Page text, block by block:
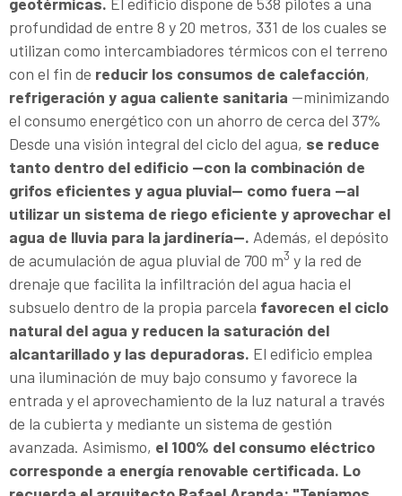
profundidad de entre 8 y 20 metros, 331 de los cuales se
utilizan como intercambiadores térmicos con el terreno
con el fin de reducir los consumos de calefacción,
refrigeración y agua caliente sanitaria —minimizando
el consumo energético con un ahorro de cerca del 37%
Desde una visión integral del ciclo del agua, se reduce
tanto dentro del edificio —con la combinación de
grifos eficientes y agua pluvial— como fuera —al
utilizar un sistema de riego eficiente y aprovechar el
agua de lluvia para la jardinería—. Además, el depósito
de acumulación de agua pluvial de 700 m3 y la red de
drenaje que facilita la infiltración del agua hacia el
subsuelo dentro de la propia parcela favorecen el ciclo
natural del agua y reducen la saturación del
alcantarillado y las depuradoras. El edificio emplea
una iluminación de muy bajo consumo y favorece la
entrada y el aprovechamiento de la luz natural a través
de la cubierta y mediante un sistema de gestión
avanzada. Asimismo, el 100% del consumo eléctrico
corresponde a energía renovable certificada. Lo